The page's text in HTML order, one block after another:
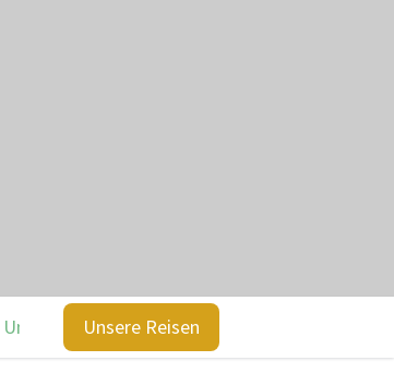
Unsere ReisenUnsere Reisen